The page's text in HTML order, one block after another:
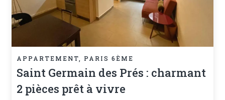
APPARTEMENT, PARIS 6ÈME
Saint Germain des Prés : charmant
2 pièces prêt à vivre